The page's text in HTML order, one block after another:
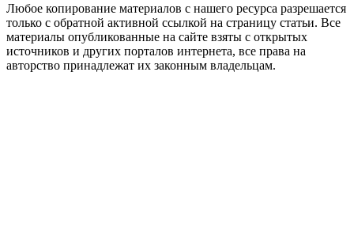
Любое копирование материалов с нашего ресурса разрешается
только с обратной активной ссылкой на страницу статьи. Все
материалы опубликованные на сайте взяты с открытых
источников и других порталов интернета, все права на
авторство принадлежат их законным владельцам.